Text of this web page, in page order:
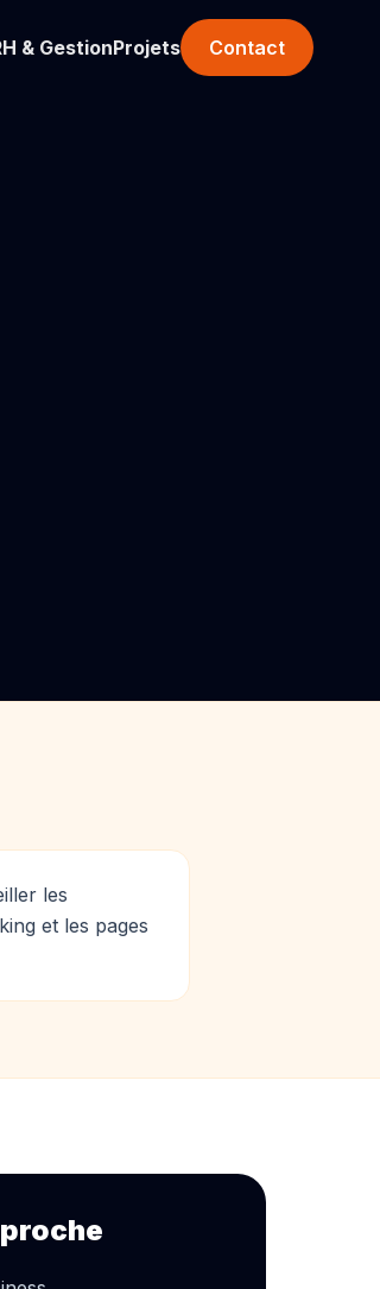
& GestionProjets Contact
les
et les pages